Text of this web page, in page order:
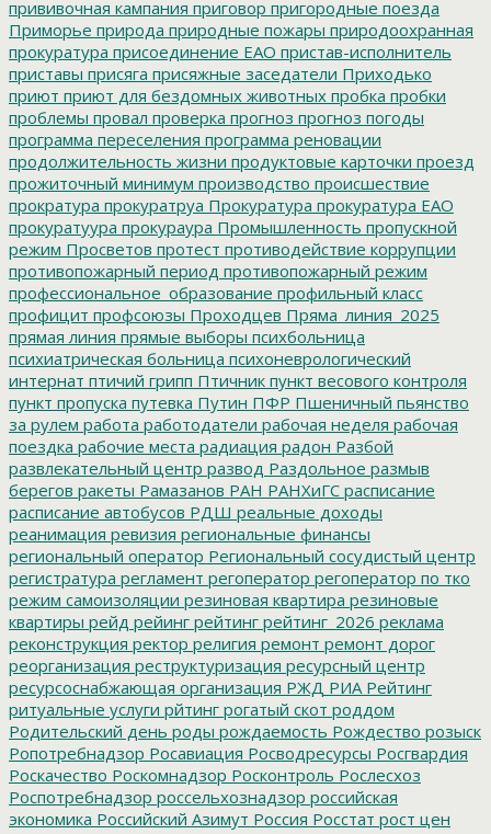
прививочная кампания приговор пригородные поезда
Приморье природа природные пожары природоохранная
прокуратура присоединение ЕАО пристав-исполнитель
приставы присяга присяжные заседатели Приходько
приют приют для бездомных животных пробка пробки
проблемы провал проверка прогноз прогноз погоды
программа переселения программа реновации
продолжительность жизни продуктовые карточки проезд
прожиточный минимум производство происшествие
прократура прокуратруа Прокуратура прокуратура ЕАО
прокуратуура прокураура Промышленность пропускной
режим Просветов протест противодействие коррупции
противопожарный период противопожарный режим
профессиональное_образование профильный класс
профицит профсоюзы Проходцев Пряма_линия_2025
прямая линия прямые выборы психбольница
психиатрическая больница психоневрологический
интернат птичий грипп Птичник пункт весового контроля
пункт пропуска путевка Путин ПФР Пшеничный пьянство
за рулем работа работодатели рабочая неделя рабочая
поездка рабочие места радиация радон Разбой
развлекательный центр развод Раздольное размыв
берегов ракеты Рамазанов РАН РАНХиГС расписание
расписание автобусов РДШ реальные доходы
реанимация ревизия региональные финансы
региональный оператор Региональный сосудистый центр
регистратура регламент регоператор регоператор по тко
режим самоизоляции резиновая квартира резиновые
квартиры рейд рейинг рейтинг рейтинг_2026 реклама
реконструкция ректор религия ремонт ремонт дорог
реорганизация реструктуризация ресурсный центр
ресурсоснабжающая организация РЖД РИА Рейтинг
ритуальные услуги рйтинг рогатый скот роддом
Родительский день роды рождаемость Рождество розыск
Ропотребнадзор Росавиация Росводресурсы Росгвардия
Роскачество Роскомнадзор Росконтроль Рослесхоз
Роспотребнадзор россельхознадзор российская
экономика Российский Азимут Россия Росстат рост цен